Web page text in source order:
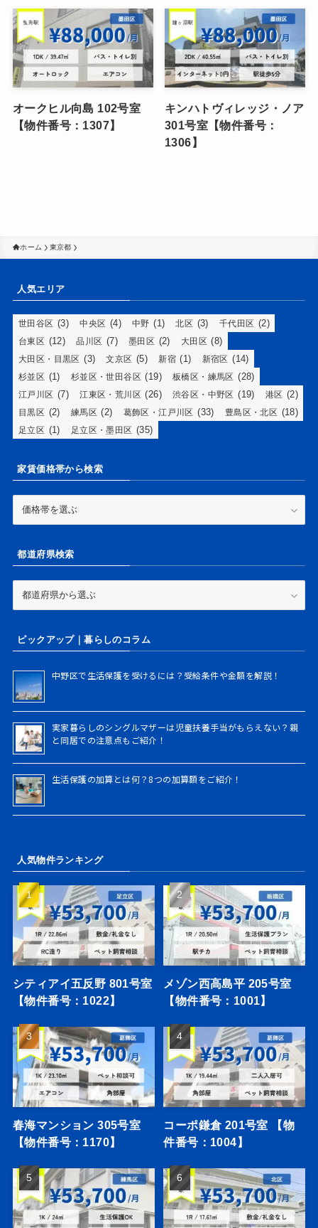
オークヒル向島 102号室
【物件番号：1307】
キンハトヴィレッジ・ノア
301号室【物件番号：
1306】
ホーム 東京都
人気エリア
世田谷区 (3) 中央区 (4) 中野 (1) 北区 (3) 千代田区 (2)
台東区 (12) 品川区 (7) 墨田区 (2) 大田区 (8)
大田区・目黒区 (3) 文京区 (5) 新宿 (1) 新宿区 (14)
杉並区 (1) 杉並区・世田谷区 (19) 板橋区・練馬区 (28)
江戸川区 (7) 江東区・荒川区 (26) 渋谷区・中野区 (19) 港区 (2)
目黒区 (2) 練馬区 (2) 葛飾区・江戸川区 (33) 豊島区・北区 (18)
足立区 (1) 足立区・墨田区 (35)
家賃価格帯から検索
帯
都道府県検索
検ピックアップ｜暮らしのコラム
中野区で生活保護を受けるには？受給条件や金額を解説！
実家暮らしのシングルマザーは児童扶養手当がもらえない？親
と同居での注意点もご紹介！
生活保護の加算とは何？8つの加算額をご紹介！
人気物件ランキング
シティアイ五反野 801号室
【物件番号：1022】
メゾン西高島平 205号室
【物件番号：1001】
春海マンション 305号室
【物件番号：1170】
コーポ鎌倉 201号室 【物
件番号：1004】